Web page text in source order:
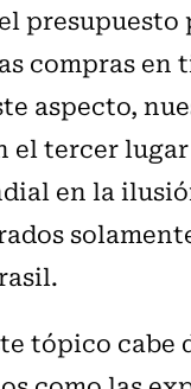
presupuesto
compras en
aspecto,
el tercer
en la
tópico cabe